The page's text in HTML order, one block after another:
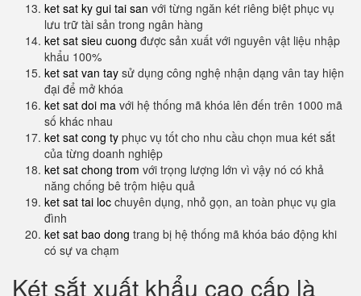
ket sat ky gui tai san với từng ngăn két riêng biệt phục vụ
lưu trữ tài sản trong ngân hàng
ket sat sieu cuong được sản xuất với nguyên vật liệu nhập
khẩu 100%
ket sat van tay sử dụng công nghệ nhận dạng vân tay hiện
đại để mở khóa
ket sat doi ma với hệ thống mã khóa lên đến trên 1000 mã
số khác nhau
ket sat cong ty phục vụ tốt cho nhu cầu chọn mua két sắt
của từng doanh nghiệp
ket sat chong trom với trọng lượng lớn vì vậy nó có khả
năng chống bê trộm hiệu quả
ket sat tai loc chuyên dụng, nhỏ gọn, an toàn phục vụ gia
đình
ket sat bao dong trang bị hệ thống mã khóa báo động khi
có sự va chạm
Két sắt xuất khẩu cao cấp là